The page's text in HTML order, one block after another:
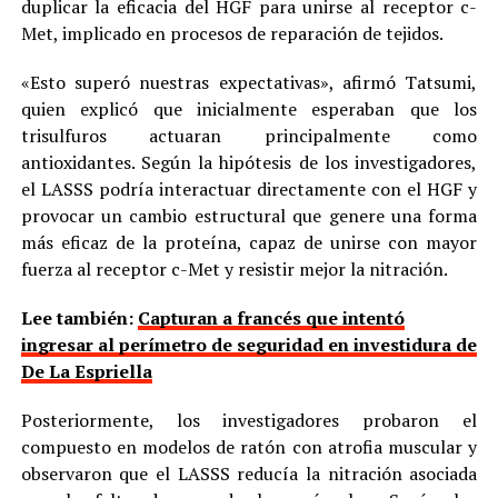
duplicar la eficacia del HGF para unirse al receptor c-
Met, implicado en procesos de reparación de tejidos.
«Esto superó nuestras expectativas», afirmó Tatsumi,
quien explicó que inicialmente esperaban que los
trisulfuros actuaran principalmente como
antioxidantes. Según la hipótesis de los investigadores,
el LASSS podría interactuar directamente con el HGF y
provocar un cambio estructural que genere una forma
más eficaz de la proteína, capaz de unirse con mayor
fuerza al receptor c-Met y resistir mejor la nitración.
Lee también: Capturan a francés que intentó
ingresar al perímetro de seguridad en investidura de
De La Espriella
Posteriormente, los investigadores probaron el
compuesto en modelos de ratón con atrofia muscular y
observaron que el LASSS reducía la nitración asociada